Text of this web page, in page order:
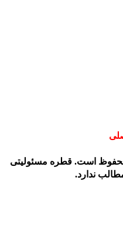
است. قطره مسئولیتی
ندارد.